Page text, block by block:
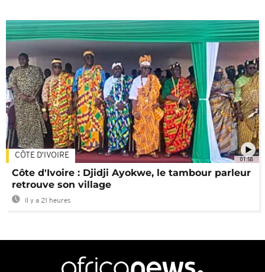
01:58
CÔTE D'IVOIRE
Côte d'Ivoire : Djidji Ayokwe, le tambour parleur
retrouve son village
Il y a 21 heures